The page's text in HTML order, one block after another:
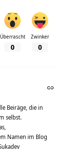
Überrascht
0
Zwinker
0
Beiräge, die in
selbst.
Namen im Blog